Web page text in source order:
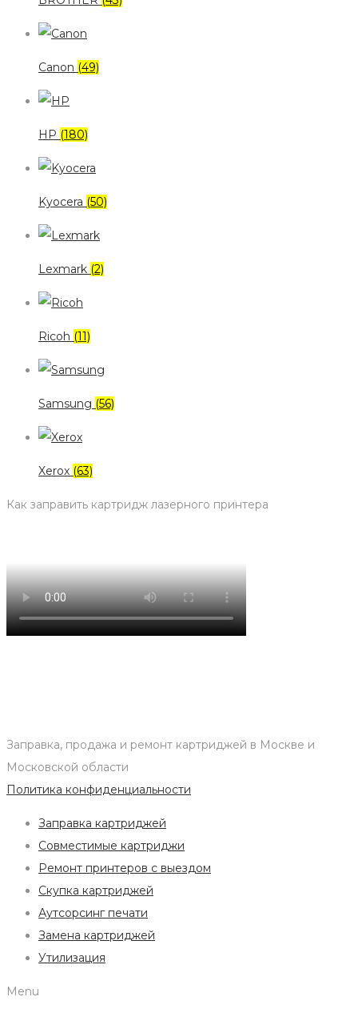
Canon (49)
HP (180)
Kyocera (50)
Lexmark (2)
Ricoh (11)
Samsung (56)
Xerox (63)
Как заправить картридж лазерного принтера
Заправка, продажа и ремонт картриджей в Москве и
Московской области
Политика конфиденциальности
Заправка картриджей
Совместимые картриджи
Ремонт принтеров с выездом
Скупка картриджей
Аутсорсинг печати
Замена картриджей
Утилизация
Menu